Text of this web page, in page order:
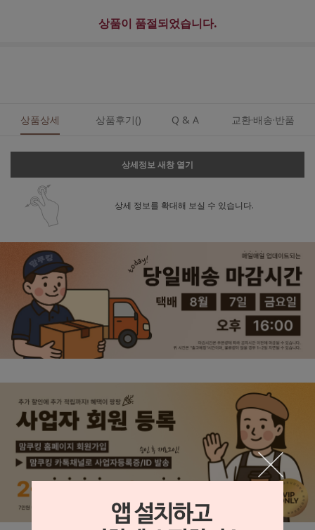
상품이 품절되었습니다.
상품상세 상품후기() Q & A 교환·배송·반품
상세정보 새창 열기
상세 정보를 확대해 보실 수 있습니다.